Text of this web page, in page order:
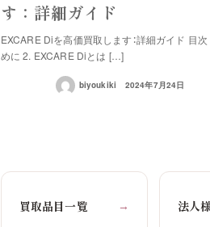
す：詳細ガイド
EXCARE Diを高価買取します：詳細ガイド 目次
めに 2. EXCARE Diとは […]
biyoukiki 2024年7月24日
買取品目一覧 → 法人